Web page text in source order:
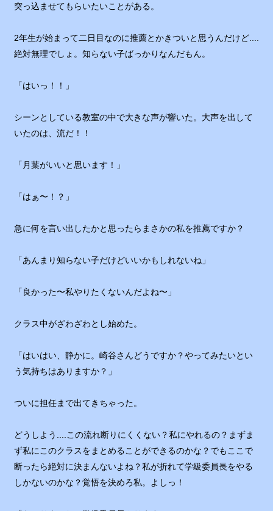
突っ込ませてもらいたいことがある。
2年生が始まって二日目なのに推薦とかきついと思うんだけど....
絶対無理でしょ。知らない子ばっかりなんだもん。
「はいっ！！」
シーンとしている教室の中で大きな声が響いた。大声を出して
いたのは、流だ！！
「月葉がいいと思います！」
「はぁ〜！？」
急に何を言い出したかと思ったらまさかの私を推薦ですか？
「あんまり知らない子だけどいいかもしれないね」
「良かった〜私やりたくないんだよね〜」
クラス中がざわざわとし始めた。
「はいはい、静かに。崎谷さんどうですか？やってみたいとい
う気持ちはありますか？」
ついに担任まで出てきちゃった。
どうしよう....この流れ断りにくくない？私にやれるの？まずま
ず私にこのクラスをまとめることができるのかな？でもここで
断ったら絶対に決まんないよね？私が折れて学級委員長をやる
しかないのかな？覚悟を決めろ私。よしっ！